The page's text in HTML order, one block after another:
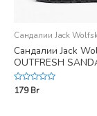
Сандалии Jack
Сандалии Jack
OUTFRESH
Rated
0179Br